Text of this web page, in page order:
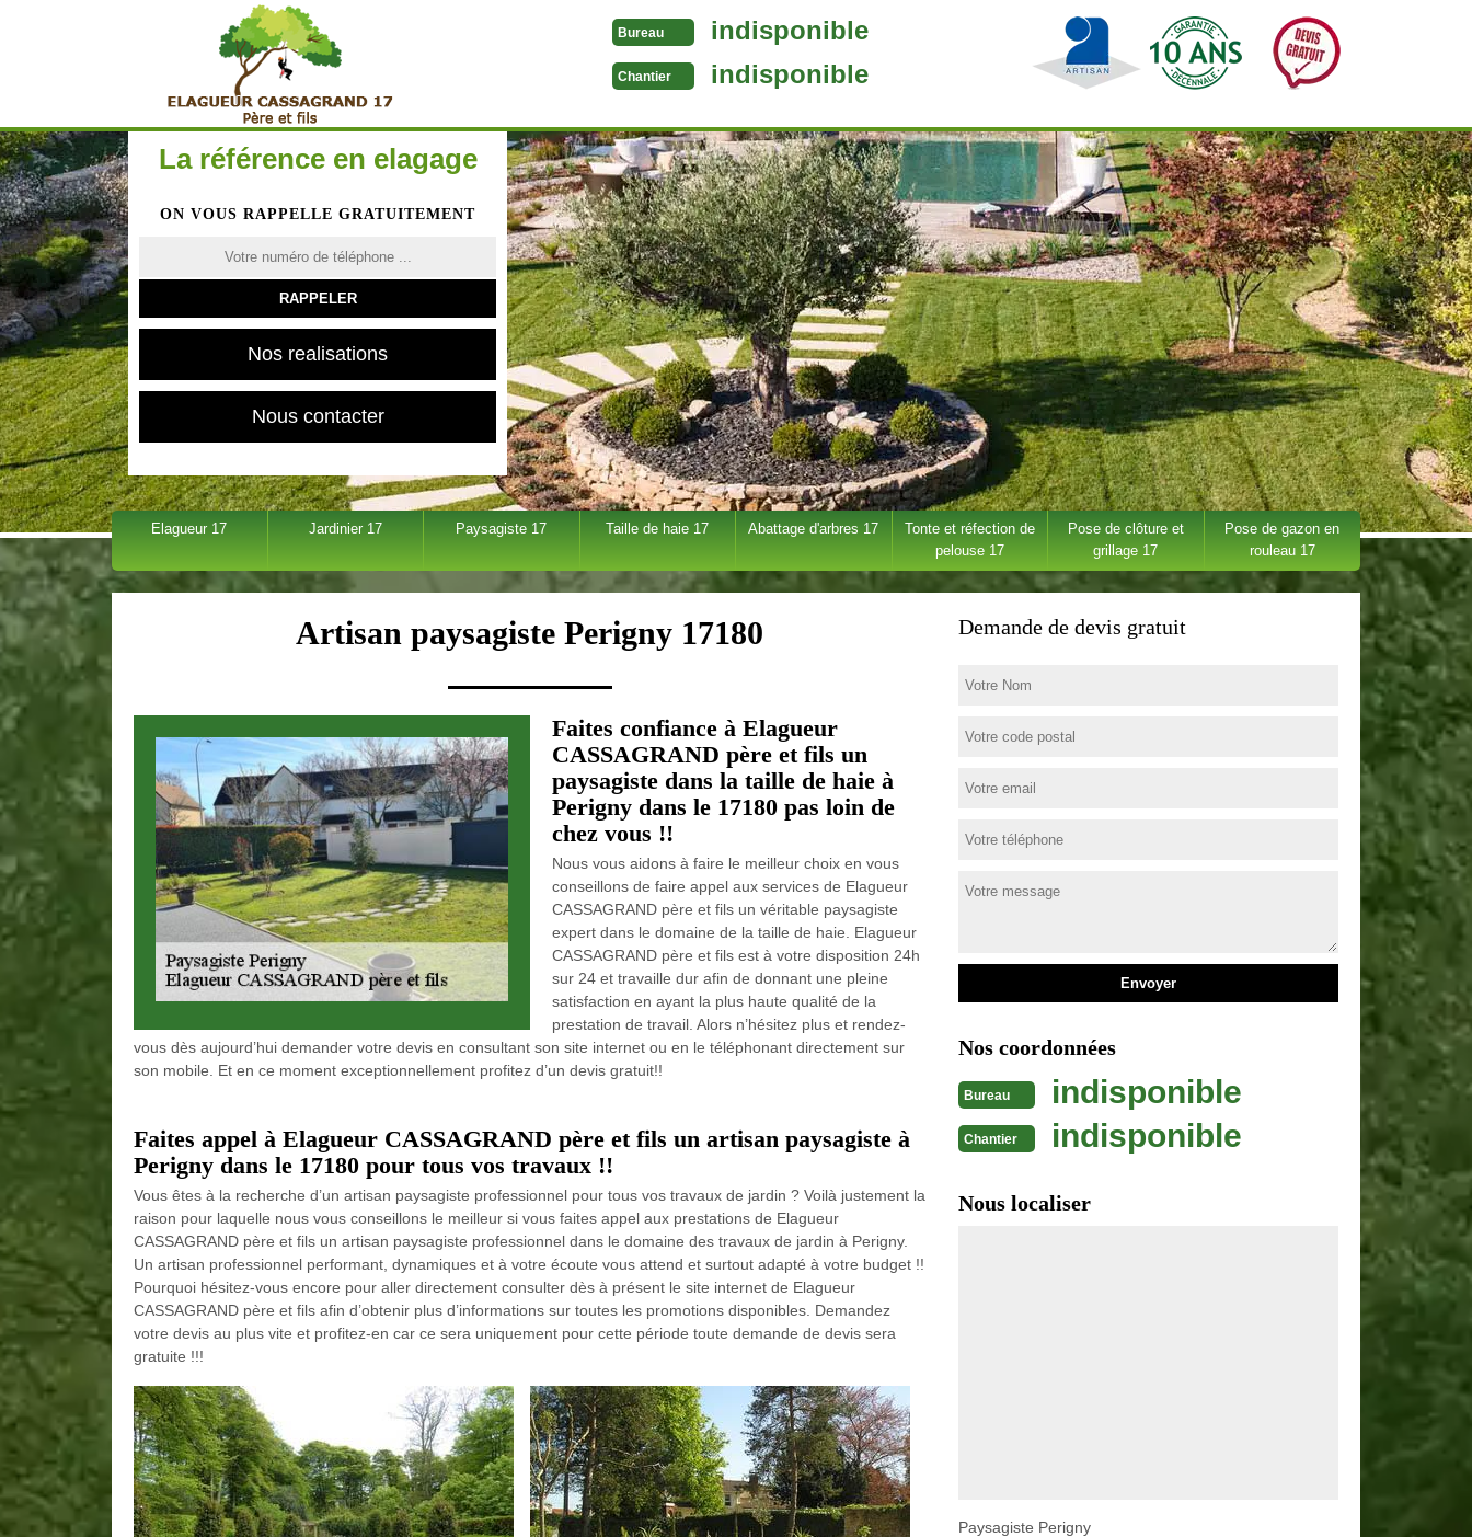
Bureau indisponible
Chantier indisponible
La référence en elagage
ON VOUS RAPPELLE GRATUITEMENT
Nos realisations
Nous contacter
Elagueur 17 Jardinier 17 Paysagiste 17 Taille de haie 17 Abattage d'arbres 17
Tonte et réfection de
pelouse 17
Pose de clôture et
grillage 17
Pose de gazon en
rouleau 17
Artisan paysagiste Perigny 17180
Faites confiance à Elagueur
CASSAGRAND père et fils un
paysagiste dans la taille de haie à
Perigny dans le 17180 pas loin de
chez vous !!
Nous vous aidons à faire le meilleur choix en vous
conseillons de faire appel aux services de Elagueur
CASSAGRAND père et fils un véritable paysagiste
expert dans le domaine de la taille de haie. Elagueur
CASSAGRAND père et fils est à votre disposition 24h
sur 24 et travaille dur afin de donnant une pleine
satisfaction en ayant la plus haute qualité de la
prestation de travail. Alors n’hésitez plus et rendez-
vous dès aujourd’hui demander votre devis en consultant son site internet ou en le téléphonant directement sur
son mobile. Et en ce moment exceptionnellement profitez d’un devis gratuit!!
Faites appel à Elagueur CASSAGRAND père et fils un artisan paysagiste à
Perigny dans le 17180 pour tous vos travaux !!
Vous êtes à la recherche d’un artisan paysagiste professionnel pour tous vos travaux de jardin ? Voilà justement la
raison pour laquelle nous vous conseillons le meilleur si vous faites appel aux prestations de Elagueur
CASSAGRAND père et fils un artisan paysagiste professionnel dans le domaine des travaux de jardin à Perigny.
Un artisan professionnel performant, dynamiques et à votre écoute vous attend et surtout adapté à votre budget !!
Pourquoi hésitez-vous encore pour aller directement consulter dès à présent le site internet de Elagueur
CASSAGRAND père et fils afin d’obtenir plus d’informations sur toutes les promotions disponibles. Demandez
votre devis au plus vite et profitez-en car ce sera uniquement pour cette période toute demande de devis sera
gratuite !!!
Demande de devis gratuit
Nos coordonnées
Bureau indisponible
Chantier indisponible
Nous localiser
Paysagiste Perigny